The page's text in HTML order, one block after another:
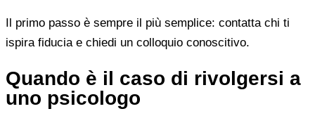
Il primo passo è sempre il più semplice: contatta chi ti
ispira fiducia e chiedi un colloquio conoscitivo.
Quando è il caso di rivolgersi a
uno psicologo